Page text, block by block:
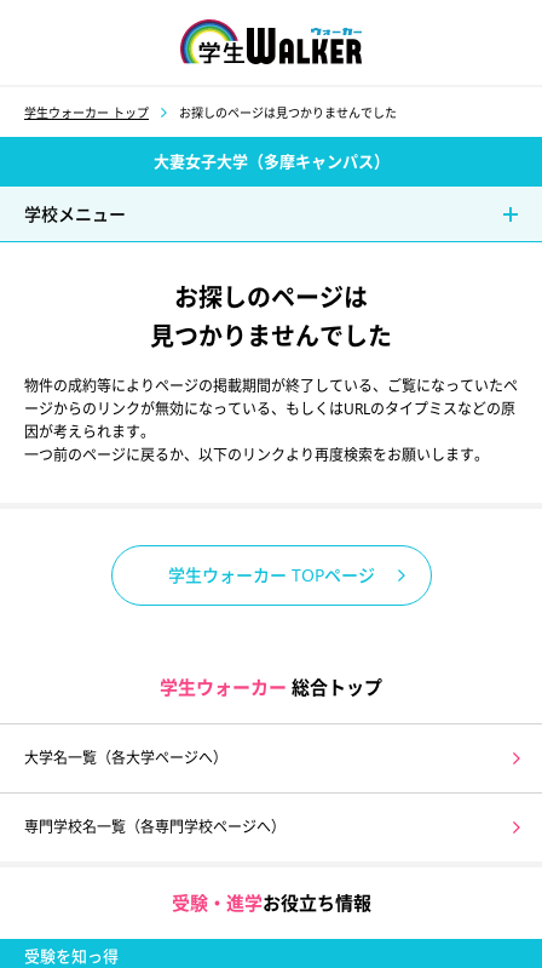
学生ウォーカー トップ お探しのページは見つかりませんでした
大妻女子大学（多摩キャンパス）
学校メニュー
お探しのページは
見つかりませんでした
物件の成約等によりページの掲載期間が終了している、ご覧になっていたペ
ージからのリンクが無効になっている、もしくはURLのタイプミスなどの原
因が考えられます。
一つ前のページに戻るか、以下のリンクより再度検索をお願いします。
学生ウォーカー TOPページ
学生ウォーカー 総合トップ
大学名一覧（各大学ページへ）
専門学校名一覧（各専門学校ページへ）
受験・進学お役立ち情報
受験を知っ得